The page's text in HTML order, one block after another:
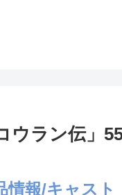
ウラン伝」
情報/キャスト